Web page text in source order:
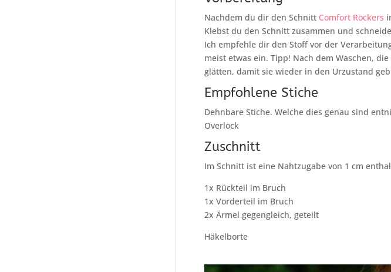
Nachdem du dir den Schnitt Comfort Rockers
Klebst du den Schnitt zusammen und
Ich empfehle dir den Stoff vor der
meist etwas ein. Tipp! Nach dem Waschen,
glätten, damit sie wieder in den Urzustand
Empfohlene Stiche
Dehnbare Stiche. Welche dies genau sind
Overlock
Zuschnitt
Im Schnitt ist eine Nahtzugabe von 1 cm
1x Rückteil im Bruch
1x Vorderteil im Bruch
2x Ärmel gegengleich, geteilt
Häkelborte